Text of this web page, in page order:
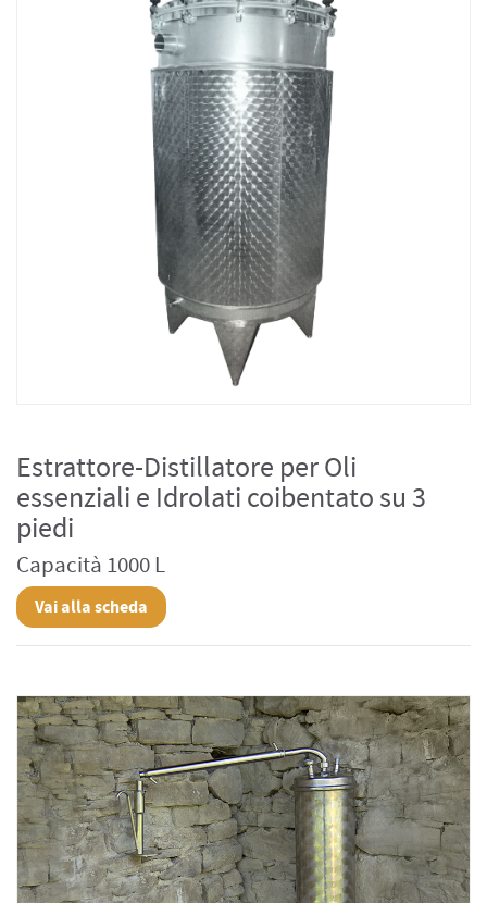
Estrattore-Distillatore per Oli
essenziali e Idrolati coibentato su 3
piedi
Capacità 1000 L
Vai alla scheda